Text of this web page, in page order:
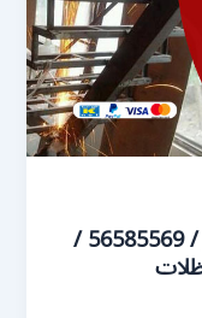
رقم حداد درج حديد صباح الناصر / 56585569 /